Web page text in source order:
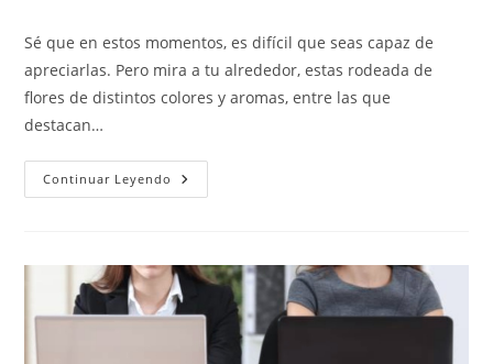
la
entrada:
Sé que en estos momentos, es difícil que seas capaz de
apreciarlas. Pero mira a tu alrededor, estas rodeada de
flores de distintos colores y aromas, entre las que
destacan…
Continuar Leyendo EN
LA
PARA
QUIEN
QUIERA
VERLAS.